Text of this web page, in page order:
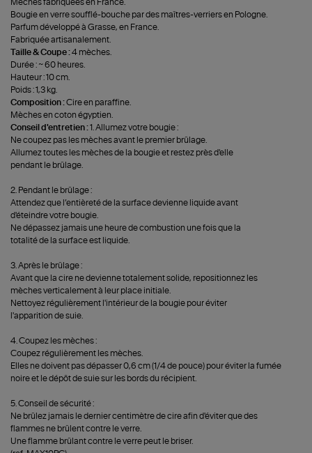
Mèches fabriquées en France.
Bougie en verre soufflé-bouche par des maîtres-verriers en Pologne.
Parfum développé à Grasse, en France.
Fabriquée artisanalement.
Taille & Coupe :4 mèches.
Durée : ~ 60 heures.
Hauteur : 10 cm.
Poids : 1,3 kg.
Composition :Cire en paraffine.
Mèches en coton égyptien.
Conseil d'entretien :1. Allumez votre bougie :
Ne coupez pas les mèches avant le premier brûlage.
Allumez toutes les mèches de la bougie et restez près d'elle
pendant le brûlage.
2. Pendant le brûlage :
Attendez que l’entièreté de la surface devienne liquide avant
d'éteindre votre bougie.
Ne dépassez jamais une heure de combustion une fois que la
totalité de la surface est liquide.
3. Après le brûlage :
Avant que la cire ne devienne totalement solide, repositionnez les
mèches verticalement à leur place initiale.
Nettoyez régulièrement l'intérieur de la bougie pour éviter
l'apparition de suie.
4. Coupez les mèches :
Coupez régulièrement les mèches.
Elles ne doivent pas dépasser 0,6 cm (1/4 de pouce) pour éviter la fumée
noire et le dépôt de suie sur les bords du récipient.
5. Conseil de sécurité :
Ne brûlez jamais le dernier centimètre de cire afin d'éviter que des
flammes ne brûlent contre le verre.
Une flamme brûlant contre le verre peut le briser.